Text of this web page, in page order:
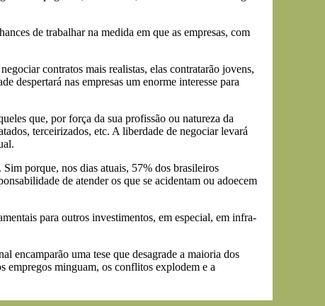
de trabalhar na medida em que as empresas, com
contratos mais realistas, elas contratarão jovens,
despertará nas empresas um enorme interesse para
que, por força da sua profissão ou natureza da
terceirizados, etc. A liberdade de negociar levará
porque, nos dias atuais, 57% dos brasileiros
de atender os que se acidentam ou adoecem
para outros investimentos, em especial, em infra-
encamparão uma tese que desagrade a maioria dos
empregos minguam, os conflitos explodem e a